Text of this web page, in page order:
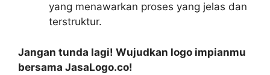
yang menawarkan proses yang jelas dan
terstruktur.
Jangan tunda lagi! Wujudkan logo impianmu
bersama JasaLogo.co!